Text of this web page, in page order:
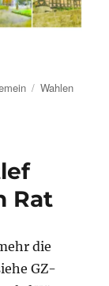
Schlagwörter
Wahlen
Rat
die
GZ-